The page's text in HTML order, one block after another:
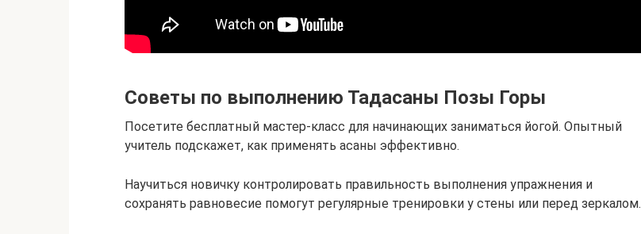
Советы по выполнению Тадасаны Позы Горы
Посетите бесплатный мастер-класс для начинающих заниматься йогой. Опытный
учитель подскажет, как применять асаны эффективно.
Научиться новичку контролировать правильность выполнения упражнения и
сохранять равновесие помогут регулярные тренировки у стены или перед зеркалом.